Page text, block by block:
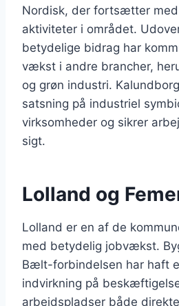
Nordisk, der fortsætter
aktiviteter i området.
betydelige bidrag har
vækst i andre brancher,
og grøn industri.
satsning på industriel
virksomheder og sikrer
sigt.
Lolland og
Lolland er en af de
med betydelig jobvækst.
Bælt-forbindelsen har haft
indvirkning på
arbejdspladser både